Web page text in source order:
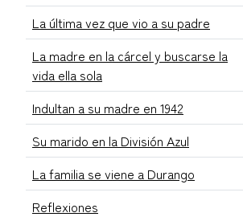
La última vez que vio a su padre
La madre en la cárcel y buscarse la
vida ella sola
Indultan a su madre en 1942
Su marido en la División Azul
La familia se viene a Durango
Reflexiones